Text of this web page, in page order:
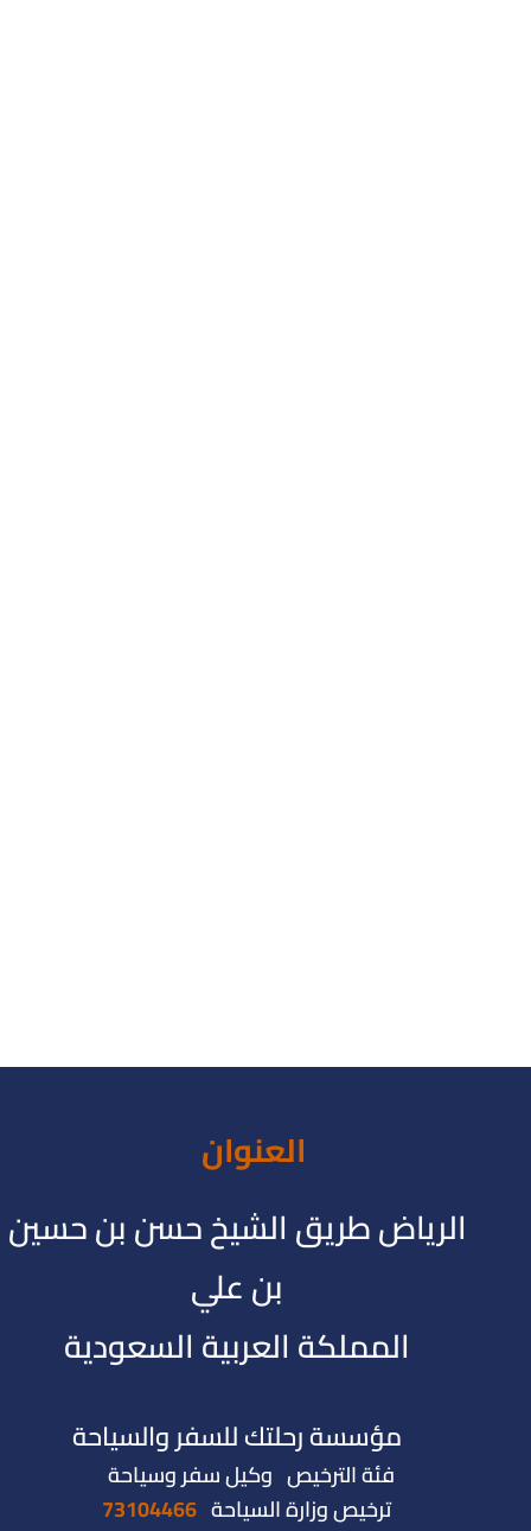
العنوان
الرياض طريق الشيخ حسن بن حسين
بن علي
المملكة العربية السعودية
مؤسسة رحلتك للسفر والسياحة
فئة الترخيص وكيل سفر وسياحة
ترخيص وزارة السياحة 73104466